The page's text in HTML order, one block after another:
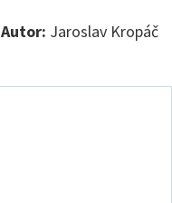
Autor: Jaroslav Kropáč